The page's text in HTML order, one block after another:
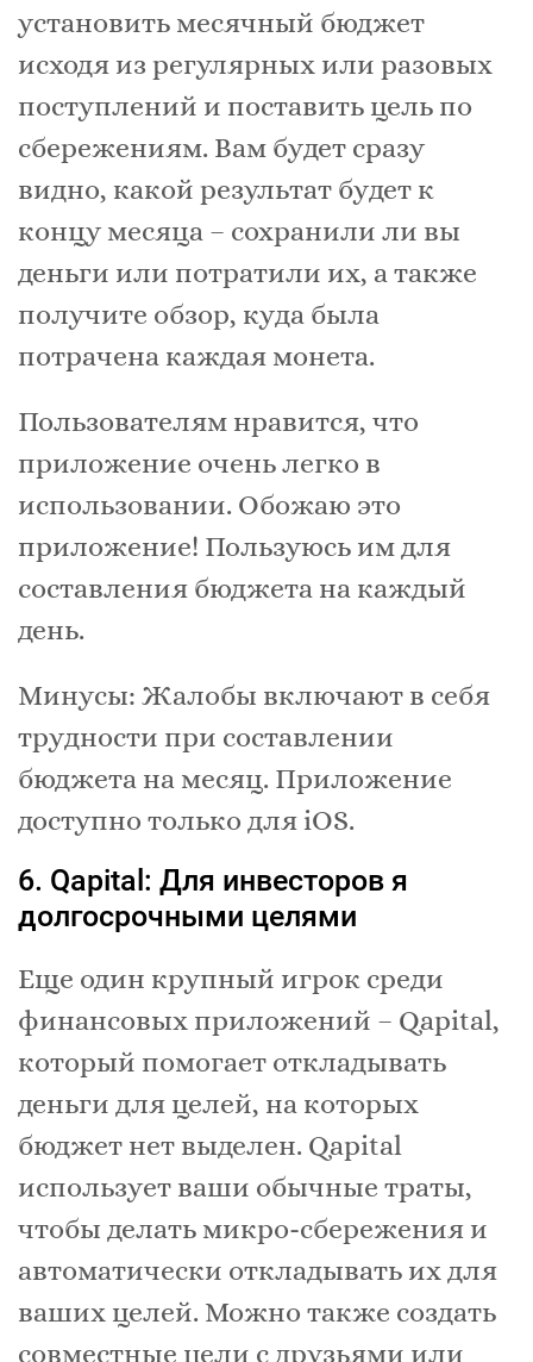
установить месячный бюджет
исходя из регулярных или разовых
поступлений и поставить цель по
сбережениям. Вам будет сразу
видно, какой результат будет к
концу месяца – сохранили ли вы
деньги или потратили их, а также
получите обзор, куда была
потрачена каждая монета.
Пользователям нравится, что
приложение очень легко в
использовании. Обожаю это
приложение! Пользуюсь им для
составления бюджета на каждый
день.
Минусы: Жалобы включают в себя
трудности при составлении
бюджета на месяц. Приложение
доступно только для iOS.
6. Qapital: Для инвесторов я
долгосрочными целями
Еще один крупный игрок среди
финансовых приложений – Qapital,
который помогает откладывать
деньги для целей, на которых
бюджет нет выделен. Qapital
использует ваши обычные траты,
чтобы делать микро-сбережения и
автоматически откладывать их для
ваших целей. Можно также создать
совместные цели с друзьями или